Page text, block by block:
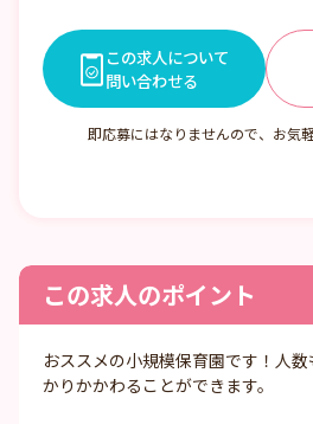
この求人について
問い合わせる
即応募にはなりませんので、お気
この求人のポイント
おススメの小規模保育園です！人
かりかかわることができます。